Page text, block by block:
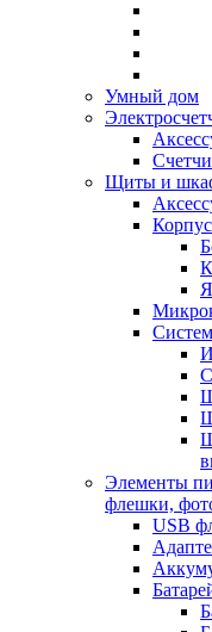
Умный дом
Щиты и
Элементы
флешки,
USB